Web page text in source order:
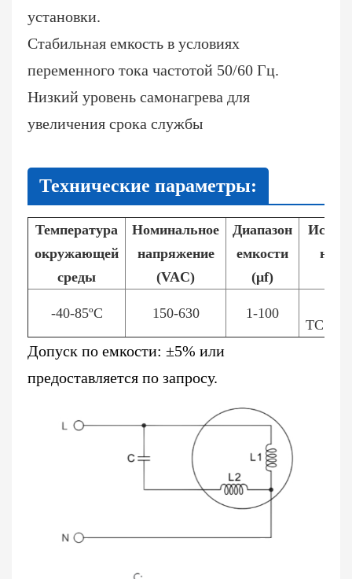
установки.
Стабильная емкость в условиях
переменного тока частотой 50/60 Гц.
Низкий уровень самонагрева для
увеличения срока службы
Технические параметры:
Температура
окружающей
среды
Номинальное
напряжение
(VAC)
Диапазон
емкости
(μf)
-40-85ºC 150-630 1-100
Допуск по емкости: ±5% или
предоставляется по запросу.